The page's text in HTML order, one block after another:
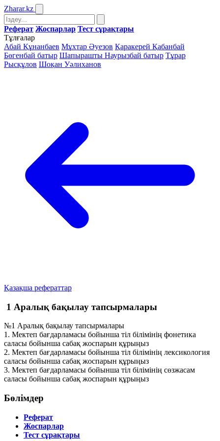
Zharar.kz
Реферат Жоспарлар Тест сұрақтары
Тұлғалар
Абай Құнанбаев Мұхтар Әуезов Қаракерей Қабанбай
Бөгенбай батыр Шапырашты Наурызбай батыр Тұрар
Рысқұлов Шоқан Уәлиханов
Қазақша рефераттар
1 Аралық бақылау тапсырмалары
№1 Аралық бақылау тапсырмалары
1. Мектеп бағдарламасы бойынша тіл білімінің фонетика
саласы бойынша сабақ жоспарын құрыңыз
2. Мектеп бағдарламасы бойынша тіл білімінің лексикология
саласы бойынша сабақ жоспарын құрыңыз
3. Мектеп бағдарламасы бойынша тіл білімінің сөзжасам
саласы бойынша сабақ жоспарын құрыңыз
Бөлімдер
Реферат
Жоспарлар
Тест сұрақтары